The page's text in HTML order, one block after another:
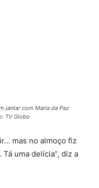
jantar com Maria da Paz
TV Globo
mas no almoço fiz
uma delícia”, diz a